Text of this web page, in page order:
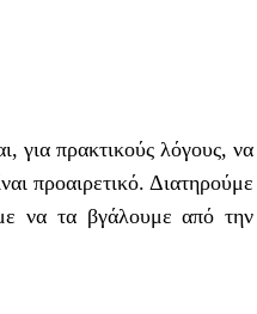
για πρακτικούς λόγους, να
προαιρετικό. Διατηρούμε
να τα βγάλουμε από την